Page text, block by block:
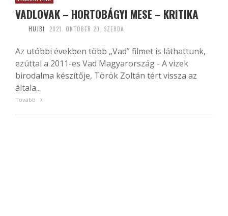
VADLOVAK – HORTOBÁGYI MESE – KRITIKA
HUJBI 2021. OKTÓBER 20. SZERDA
Az utóbbi években több „Vad” filmet is láthattunk,
ezúttal a 2011-es Vad Magyarország - A vizek
birodalma készítője, Török Zoltán tért vissza az
általa...
Tovább